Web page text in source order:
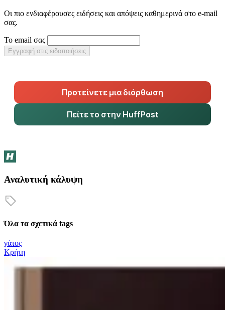
Οι πιο ενδιαφέρουσες ειδήσεις και απόψεις καθημερινά στο e-mail
σας.
Το email σας
Εγγραφή στις ειδοποιήσεις
Προτείνετε μια διόρθωση
Πείτε το στην HuffPost
Αναλυτική κάλυψη
Όλα τα σχετικά tags
γάτος
Κρήτη